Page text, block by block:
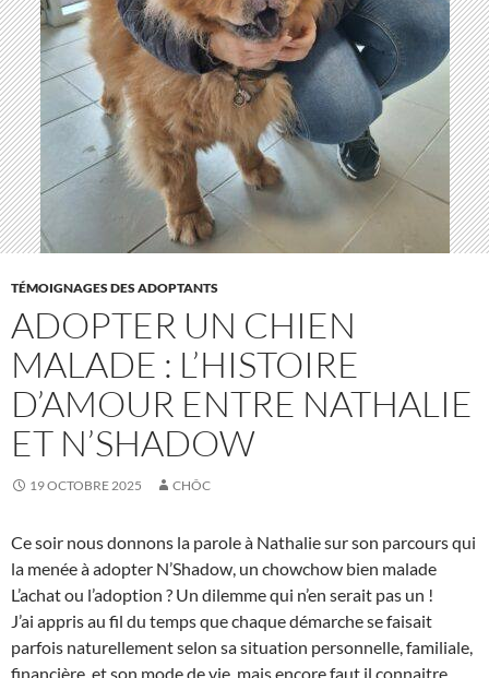
TÉMOIGNAGES DES ADOPTANTS
ADOPTER UN CHIEN
MALADE : L’HISTOIRE
D’AMOUR ENTRE NATHALIE
ET N’SHADOW
19 OCTOBRE 2025 CHÔC
Ce soir nous donnons la parole à Nathalie sur son parcours qui
la menée à adopter N’Shadow, un chowchow bien malade
L’achat ou l’adoption ? Un dilemme qui n’en serait pas un !
J’ai appris au fil du temps que chaque démarche se faisait
parfois naturellement selon sa situation personnelle, familiale,
financière, et son mode de vie, mais encore faut il connaitre